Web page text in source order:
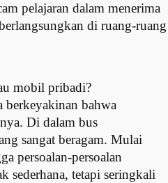
pelajaran dalam menerima
di ruang-ruang
mobil pribadi?
berkeyakinan bahwa
Di dalam bus
sangat beragam. Mulai
persoalan-persoalan
sederhana, tetapi seringkali